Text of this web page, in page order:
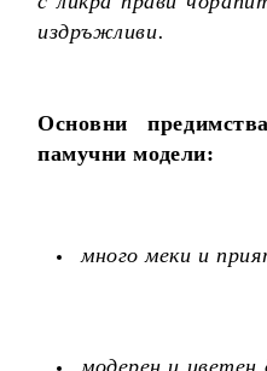
издръжливи.
Основни
памучни модели:
много меки и
модерен и цветен